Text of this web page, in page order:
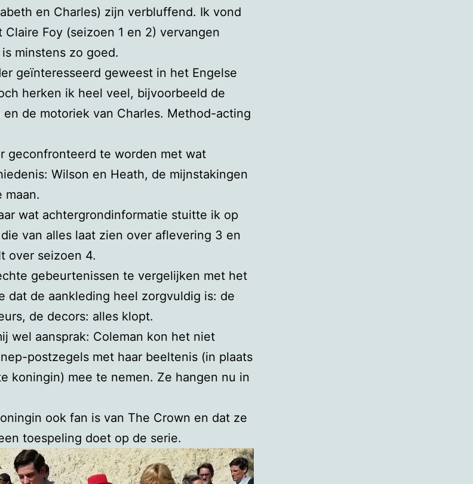
en Charles) zijn verbluffend. Ik vond
Claire Foy (seizoen 1 en 2) vervangen
minstens zo goed.
geïnteresseerd geweest in het Engelse
herken ik heel veel, bijvoorbeeld de
en de motoriek van Charles. Method-acting
geconfronteerd te worden met wat
Wilson en Heath, de mijnstakingen
maan.
wat achtergrondinformatie stuitte ik op
die van alles laat zien over aflevering 3 en
over seizoen 4.
gebeurtenissen te vergelijken met het
dat de aankleding heel zorgvuldig is: de
de decors: alles klopt.
wel aansprak: Coleman kon het niet
postzegels met haar beeltenis (in plaats
koningin) mee te nemen. Ze hangen nu in
ook fan is van The Crown en dat ze
toespeling doet op de serie.